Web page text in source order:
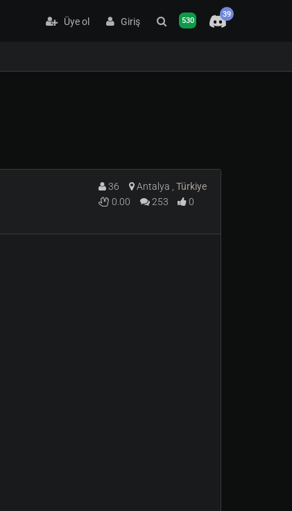
Üye ol Giriş 530
39
36 Antalya , Türkiye
0.00
253 0